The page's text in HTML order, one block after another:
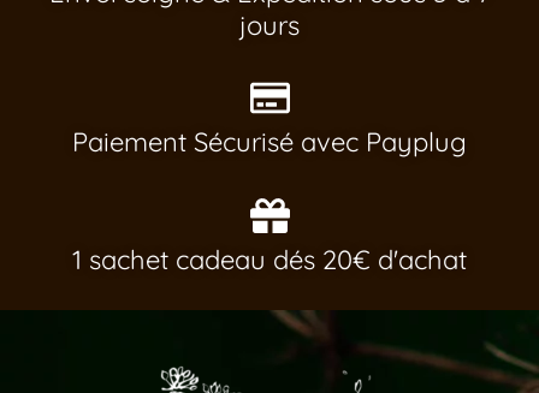
jours
Paiement Sécurisé avec Payplug
1 sachet cadeau dés 20€ d'achat